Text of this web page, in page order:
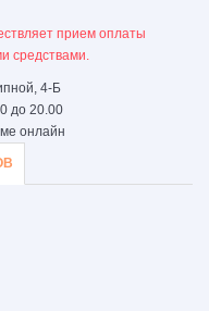
прием оплаты
средствами.
4-Б
до 20.00
онлайн